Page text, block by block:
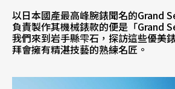
以日本國產最高峰腕錶聞名的Grand
負責製作其機械錶款的便是「Grand
我們來到岩手縣雫石，探訪這些優美
拜會擁有精湛技藝的熟練名匠。